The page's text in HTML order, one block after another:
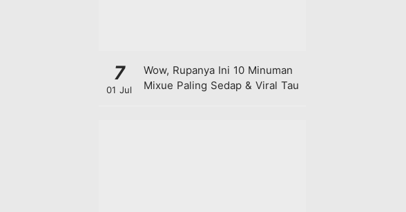
7
01 Jul
Wow, Rupanya Ini 10 Minuman
Mixue Paling Sedap & Viral Tau